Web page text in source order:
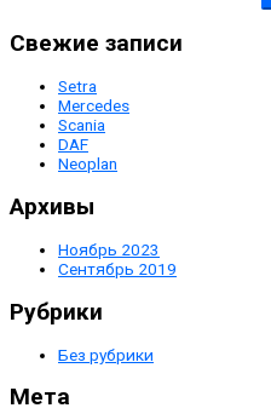
Свежие записи
Setra
Mercedes
Scania
DAF
Neoplan
Архивы
Ноябрь 2023
Сентябрь 2019
Рубрики
Без рубрики
Мета